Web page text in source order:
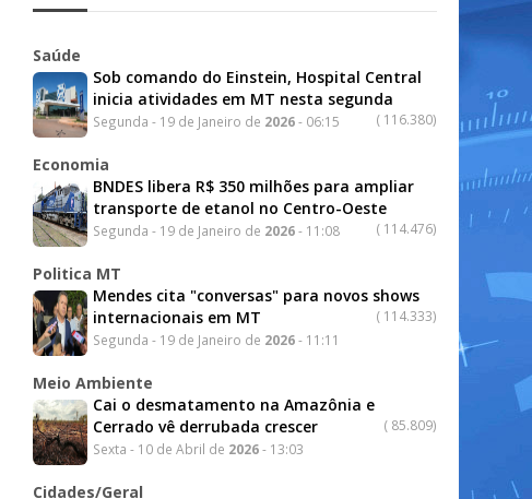
Saúde
Sob comando do Einstein, Hospital Central
inicia atividades em MT nesta segunda
( 116.380)
Segunda - 19 de Janeiro de 2026- 06:15
Economia
BNDES libera R$ 350 milhões para ampliar
transporte de etanol no Centro-Oeste
( 114.476)
Segunda - 19 de Janeiro de 2026- 11:08
Politica MT
Mendes cita "conversas" para novos shows
internacionais em MT
( 114.333)
Segunda - 19 de Janeiro de 2026- 11:11
Meio Ambiente
Cai o desmatamento na Amazônia e
Cerrado vê derrubada crescer
( 85.809)
Sexta - 10 de Abril de 2026- 13:03
Cidades/Geral